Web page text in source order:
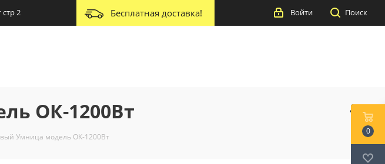
2 Бесплатная доставка! Поиск
Войти
ОК-1200Вт
Умница модель ОК-1200Вт
0